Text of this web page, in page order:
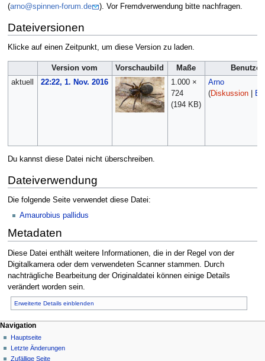
(arno@spinnen-forum.de ). Vor Fremdverwendung bitte nachfragen.
Dateiversionen
Klicke auf einen Zeitpunkt, um diese Version zu laden.
Version vom Vorschaubild Maße
Benutzer
aktuell
22:22, 1. Nov. 2016
1.000 ×
724
(194 KB)
Arno
(Diskussion|
Du kannst diese Datei nicht überschreiben.
Dateiverwendung
Die folgende Seite verwendet diese Datei:
Amaurobius pallidus
Metadaten
Diese Datei enthält weitere Informationen, die in der Regel von der
Digitalkamera oder dem verwendeten Scanner stammen. Durch
nachträgliche Bearbeitung der Originaldatei können einige Details
verändert worden sein.
Erweiterte Details einblenden
Navigation
Hauptseite
Letzte Änderungen
Zufällige Seite